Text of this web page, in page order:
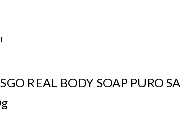
REAL BODY SOAP PURO